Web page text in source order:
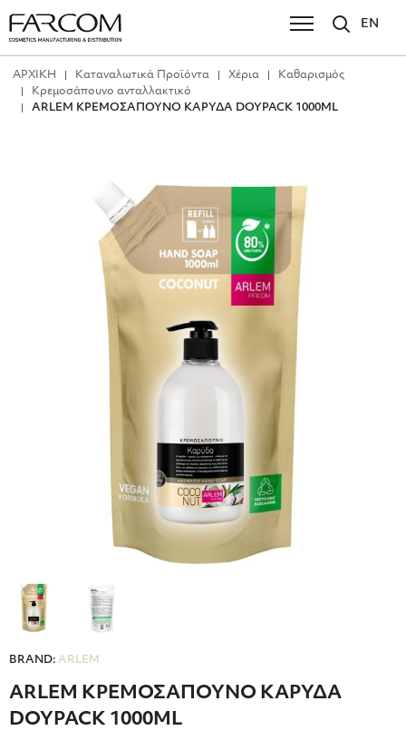
EN
ΑΡΧΙΚΗ Καταναλωτικά Προϊόντα Χέρια
Καθαρισμός
Κρεμοσάπουνο ανταλλακτικό
ARLEM ΚΡΕΜΟΣΑΠΟΥΝΟ ΚΑΡΥΔΑ DOYPACK 1000ML
BRAND: ARLEM
ARLEM ΚΡΕΜΟΣΑΠΟΥΝΟ ΚΑΡΥΔΑ
DOYPACK 1000ML